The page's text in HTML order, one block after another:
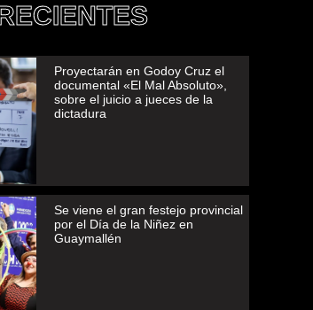
Proyectarán en Godoy Cruz el
documental «El Mal Absoluto»,
sobre el juicio a jueces de la
dictadura
Se viene el gran festejo provincial
por el Día de la Niñez en
Guaymallén